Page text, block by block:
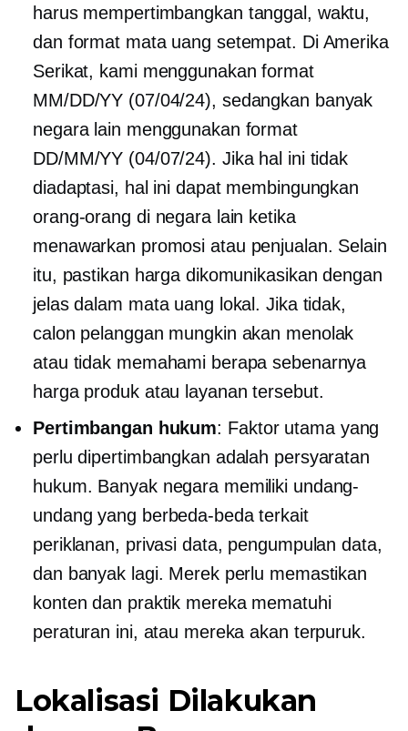
harus mempertimbangkan tanggal, waktu,
dan format mata uang setempat. Di Amerika
Serikat, kami menggunakan format
MM/DD/YY (07/04/24), sedangkan banyak
negara lain menggunakan format
DD/MM/YY (04/07/24). Jika hal ini tidak
diadaptasi, hal ini dapat membingungkan
orang-orang di negara lain ketika
menawarkan promosi atau penjualan. Selain
itu, pastikan harga dikomunikasikan dengan
jelas dalam mata uang lokal. Jika tidak,
calon pelanggan mungkin akan menolak
atau tidak memahami berapa sebenarnya
harga produk atau layanan tersebut.
Pertimbangan hukum: Faktor utama yang
perlu dipertimbangkan adalah persyaratan
hukum. Banyak negara memiliki undang-
undang yang berbeda-beda terkait
periklanan, privasi data, pengumpulan data,
dan banyak lagi. Merek perlu memastikan
konten dan praktik mereka mematuhi
peraturan ini, atau mereka akan terpuruk.
Lokalisasi Dilakukan